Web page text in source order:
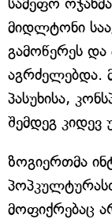
მიდლტონი
გამოწერეს
აგრძელებდა.
პასუხისა,
შემდეგ კიდევ
ზოგიერთმა
მოფიქრებაც